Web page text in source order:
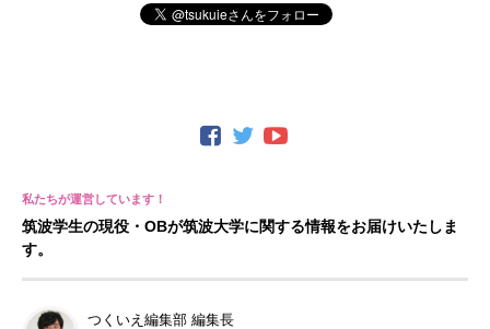
筑波学生の現役・OBが筑波大学に関する情報をお届けいたしま
す。
つくいえ編集部 編集長